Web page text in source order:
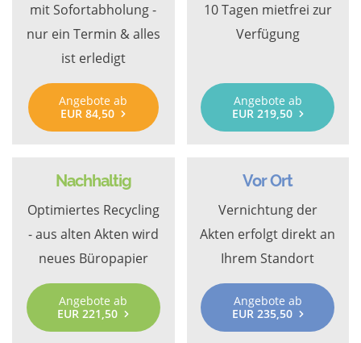
mit Sofortabholung -
nur ein Termin & alles
ist erledigt
Angebote ab
EUR 84,50
10 Tagen mietfrei zur
Verfügung
Angebote ab
EUR 219,50
Nachhaltig
Optimiertes Recycling
- aus alten Akten wird
neues Büropapier
Angebote ab
EUR 221,50
Vor Ort
Vernichtung der
Akten erfolgt direkt an
Ihrem Standort
Angebote ab
EUR 235,50